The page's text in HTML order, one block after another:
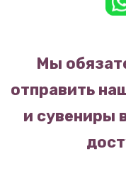
Мы
отправить
и сувениры